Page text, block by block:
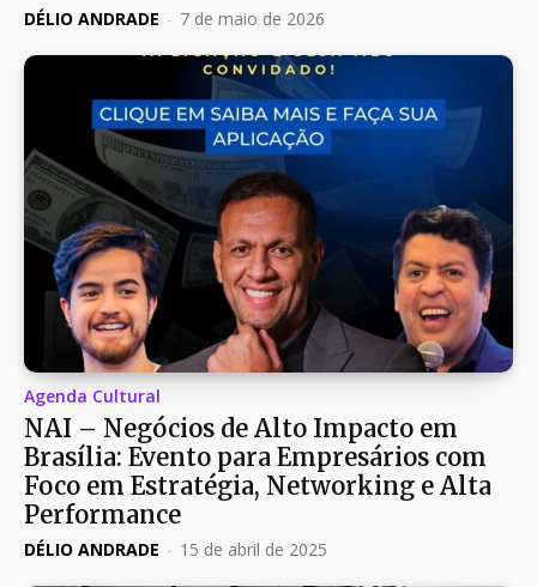
DÉLIO ANDRADE - 7 de maio de 2026
Agenda Cultural
NAI – Negócios de Alto Impacto em
Brasília: Evento para Empresários com
Foco em Estratégia, Networking e Alta
Performance
DÉLIO ANDRADE - 15 de abril de 2025